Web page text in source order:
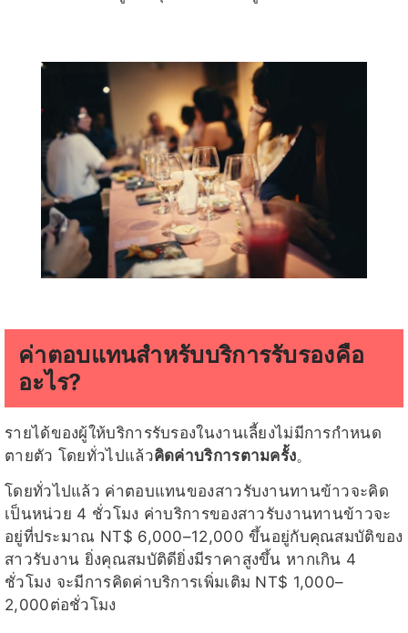
ค่าตอบแทนสำหรับบริการรับรองคือ
อะไร?
รายได้ของผู้ให้บริการรับรองในงานเลี้ยงไม่มีการกำหนด
ตายตัว โดยทั่วไปแล้วคิดค่าบริการตามครั้ง。
โดยทั่วไปแล้ว ค่าตอบแทนของสาวรับงานทานข้าวจะคิด
เป็นหน่วย 4 ชั่วโมง ค่าบริการของสาวรับงานทานข้าวจะ
อยู่ที่ประมาณ NT$ 6,000–12,000 ขึ้นอยู่กับคุณสมบัติของ
สาวรับงาน ยิ่งคุณสมบัติดียิ่งมีราคาสูงขึ้น หากเกิน 4
ชั่วโมง จะมีการคิดค่าบริการเพิ่มเติม NT$ 1,000–
2,000ต่อชั่วโมง